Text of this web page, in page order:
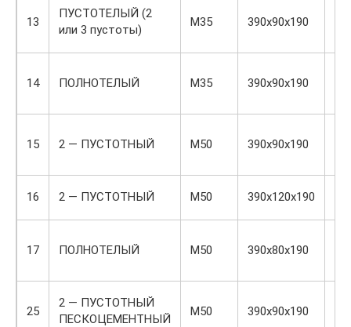
13
ПУСТОТЕЛЫЙ (2
или 3 пустоты)
М35 390х90х190
14 ПОЛНОТЕЛЫЙ М35 390х90х190
15 2 — ПУСТОТНЫЙ М50 390х90х190
16 2 — ПУСТОТНЫЙ М50 390х120х190
17 ПОЛНОТЕЛЫЙ М50 390х80х190
25
2 — ПУСТОТНЫЙ
ПЕСКОЦЕМЕНТНЫЙ
М50 390х90х190